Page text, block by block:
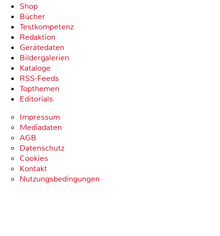
Shop
Bücher
Testkompetenz
Redaktion
Gerätedaten
Bildergalerien
Kataloge
RSS-Feeds
Topthemen
Editorials
Impressum
Mediadaten
AGB
Datenschutz
Cookies
Kontakt
Nutzungsbedingungen